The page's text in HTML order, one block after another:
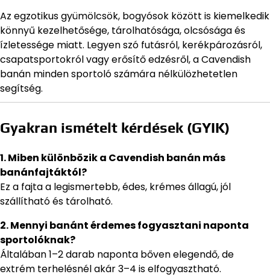
Az egzotikus gyümölcsök, bogyósok között is kiemelkedik
könnyű kezelhetősége, tárolhatósága, olcsósága és
ízletessége miatt. Legyen szó futásról, kerékpározásról,
csapatsportokról vagy erősítő edzésről, a Cavendish
banán minden sportoló számára nélkülözhetetlen
segítség.
Gyakran ismételt kérdések (GYIK)
1. Miben különbözik a Cavendish banán más
banánfajtáktól?
Ez a fajta a legismertebb, édes, krémes állagú, jól
szállítható és tárolható.
2. Mennyi banánt érdemes fogyasztani naponta
sportolóknak?
Általában 1–2 darab naponta bőven elegendő, de
extrém terhelésnél akár 3–4 is elfogyasztható.